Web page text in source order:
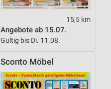
15,5 km
Angebote ab 15.07.
Gültig bis Di. 11.08.
Sconto Möbel